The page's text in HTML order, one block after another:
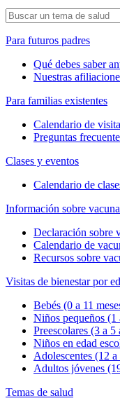
Para futuros padres
Qué debes saber
Nuestras
Para familias existentes
Calendario de
Preguntas
Clases y eventos
Calendario de
Información sobre
Declaración sobre
Calendario de
Recursos sobre
Visitas de bienestar por
Bebés (0 a 11
Niños pequeños (1
Preescolares (3 a 5
Niños en edad
Adolescentes (12 a
Adultos jóvenes
Temas de salud